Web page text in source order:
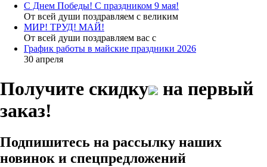
С Днем Победы! С праздником 9 мая!
От всей души поздравляем с великим
МИР! ТРУД! МАЙ!
От всей души поздравляем вас с
График работы в майские праздники 2026
30 апреля
Получите скидку
на первый
заказ!
Подпишитесь на рассылку наших
новинок и спецпредложений